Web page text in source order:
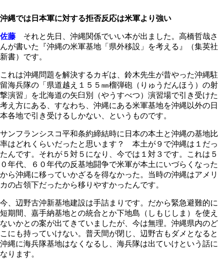
沖縄では日本軍に対する拒否反応は米軍より強い
佐藤 それと先日、沖縄関係でいい本が出ました。高橋哲哉さ
んが書いた『沖縄の米軍基地「県外移設」を考える』（集英社
新書）です。
これは沖縄問題を解決するカギは、鈴木先生が昔やった沖縄駐
留海兵隊の「県道越え１５５㎜榴弾砲（りゅうだんほう）の射
撃演習」を北海道の矢臼別（やうすべつ）演習場で引き受けた
考え方にある、すなわち、沖縄にある米軍基地を沖縄以外の日
本各地で引き受けるしかない、というものです。
サンフランシスコ平和条約締結時に日本の本土と沖縄の基地比
率はどれくらいだったと思います？ 本土が９で沖縄は１だっ
たんです。それが５対５になり、今では１対３です。これは５
０年代、６０年代の反基地闘争で米軍が本土にいづらくなった
から沖縄に移っていかざるを得なかった。当時の沖縄はアメリ
カの占領下だったから移りやすかったんです。
今、辺野古沖新基地建設は手詰まりです。だから緊急避難的に
短期間、嘉手納基地との統合とか下地島（しもじしま）を使え
ないかとの案が出てきていましたが、今は無理。沖縄県内のど
こにも持っていけない。普天間が閉じ、辺野古もダメとなると
沖縄に海兵隊基地はなくなるし、海兵隊は出ていけという話に
なります。